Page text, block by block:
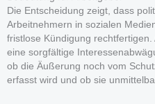
Die Entscheidung zeigt, dass
Arbeitnehmern in sozialen
fristlose Kündigung rechtfertigen.
eine sorgfältige
ob die Äußerung noch vom
erfasst wird und ob sie